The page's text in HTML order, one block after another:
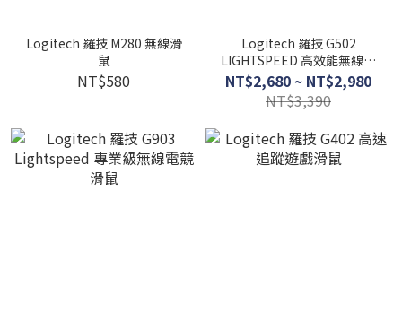
Logitech 羅技 M280 無線滑
鼠
NT$580
Logitech 羅技 G502
LIGHTSPEED 高效能無線電
競滑鼠
NT$2,680 ~ NT$2,980
NT$3,390